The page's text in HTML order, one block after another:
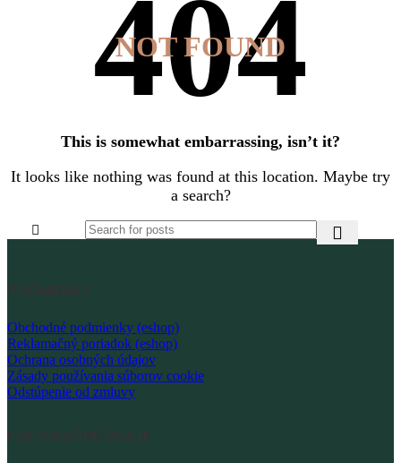
NOT FOUND
This is somewhat embarrassing, isn’t it?
It looks like nothing was found at this location. Maybe try
a search?
PODMIENKY
Obchodné podmienky (eshop)
Reklamačný poriadok (eshop)
Ochrana osobných údajov
Zásady používania súborov cookie
Odstúpenie od zmluvy
FAKTURAČNÉ ÚDAJE